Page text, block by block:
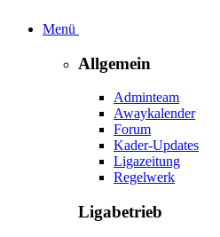
Menü
Allgemein
Adminteam
Awaykalender
Forum
Kader-Updates
Ligazeitung
Regelwerk
Ligabetrieb